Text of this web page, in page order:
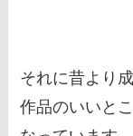
それに昔より
作品のいいと